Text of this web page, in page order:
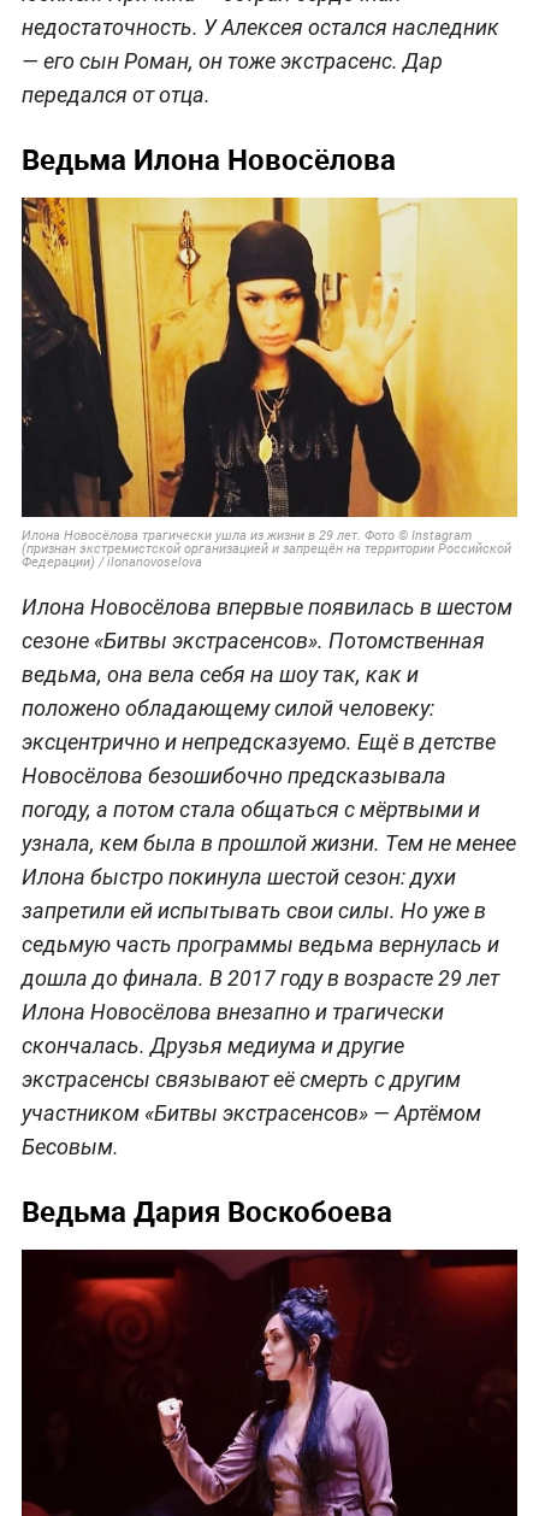
недостаточность. У Алексея остался наследник
— его сын Роман, он тоже экстрасенс. Дар
передался от отца.
Ведьма Илона Новосёлова
Илона Новосёлова трагически ушла из жизни в 29 лет. Фото © Instagram
(признан экстремистской организацией и запрещён на территории Российской
Федерации) / ilonanovoselova
Илона Новосёлова впервые появилась в шестом
сезоне «Битвы экстрасенсов». Потомственная
ведьма, она вела себя на шоу так, как и
положено обладающему силой человеку:
эксцентрично и непредсказуемо. Ещё в детстве
Новосёлова безошибочно предсказывала
погоду, а потом стала общаться с мёртвыми и
узнала, кем была в прошлой жизни. Тем не менее
Илона быстро покинула шестой сезон: духи
запретили ей испытывать свои силы. Но уже в
седьмую часть программы ведьма вернулась и
дошла до финала. В 2017 году в возрасте 29 лет
Илона Новосёлова внезапно и трагически
скончалась. Друзья медиума и другие
экстрасенсы связывают её смерть с другим
участником «Битвы экстрасенсов» — Артёмом
Бесовым.
Ведьма Дария Воскобоева